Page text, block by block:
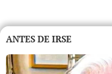
ANTES DE IRSE